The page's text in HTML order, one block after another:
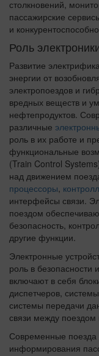
столкновений,
пассажирские
и
Роль
Развитие
энергии от
электропоездов и
вредных веществ и
нефтепродуктов.
различные
роль в их работе и
функциональные
(Train Control
над движением
процессоры,
интерфейсы связи.
поездом
безопасность,
другие функции.
Электронные
роль в
включают в себя
диспетчеров,
системы передачи
связи между
Современные
информирования